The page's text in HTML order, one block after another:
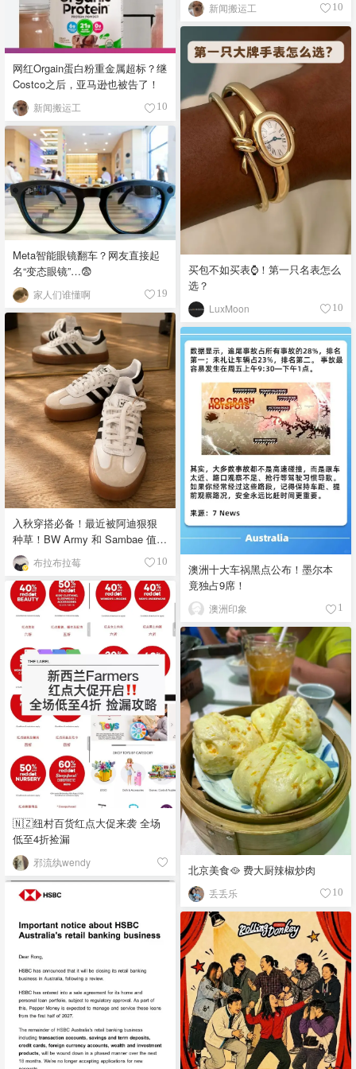
网红Orgain蛋白粉重金属超标？继
Costco之后，亚马逊也被告了！
新闻搬运工 10
新闻搬运工 10
买包不如买表⌚️！第一只名表怎么
选？
LuxMoon 10
Meta智能眼镜翻车？网友直接起
名“变态眼镜”…😨
家人们谁懂啊 19
入秋穿搭必备！最近被阿迪狠狠
种草！BW Army 和 Sambae 值得
拥有！布拉布拉莓 10
澳洲十大车祸黑点公布！墨尔本
竟独占9席！
澳洲印象 1
🇳🇿纽村百货红点大促来袭 全场
低至4折捡漏
邪流纨wendy
北京美食🥘 费大厨辣椒炒肉
丢丢乐 10